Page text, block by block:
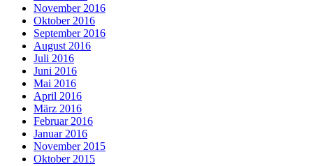
November 2016
Oktober 2016
September 2016
August 2016
Juli 2016
Juni 2016
Mai 2016
April 2016
März 2016
Februar 2016
Januar 2016
November 2015
Oktober 2015